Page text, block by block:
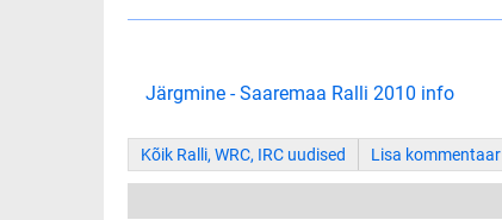
Järgmine - Saaremaa Ralli 2010 info
Kõik Ralli, WRC, IRC uudised Lisa kommentaar